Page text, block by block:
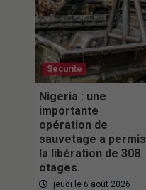
Securite
Nigeria : une
importante
opération de
sauvetage a permis
la libération de 308
otages.
jeudi le 6 août 2026